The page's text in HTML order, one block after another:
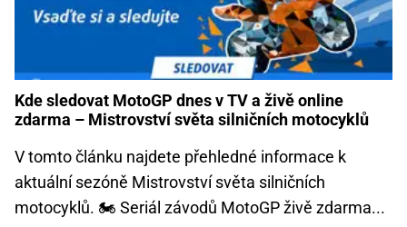
Kde sledovat MotoGP dnes v TV a živě online
zdarma – Mistrovství světa silničních motocyklů
V tomto článku najdete přehledné informace k
aktuální sezóně Mistrovství světa silničních
motocyklů. 🏍️ Seriál závodů MotoGP živě zdarma...